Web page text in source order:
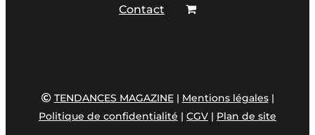
Contact
TENDANCES MAGAZINE| Mentions légales|
Politique de confidentialité | CGV | Plan de site